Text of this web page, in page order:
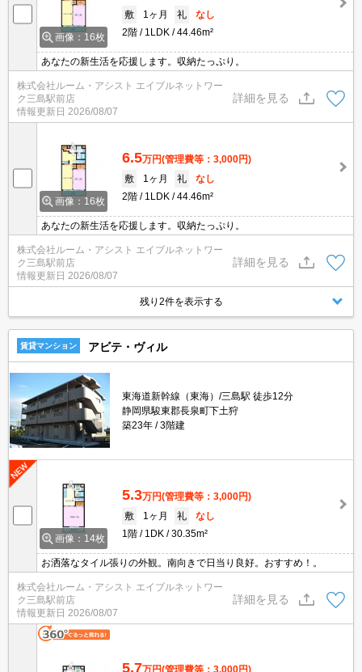
画像：16枚
敷
1ヶ月 礼
なし
2階
1LDK 44.46m²
あなたの新生活を応援します。収納たっぷり。
株式会社ルーム・アシスト エイブルネットワー
ク三島駅前店
情報更新日 2026/08/07
詳細を見る
画像：16枚
6.5万円(管理費等：3,000円)
敷
1ヶ月 礼
なし
2階
1LDK 44.46m²
あなたの新生活を応援します。収納たっぷり。
株式会社ルーム・アシスト エイブルネットワー
ク三島駅前店
情報更新日 2026/08/07
詳細を見る
残り2件を表示する
賃貸マンション アビテ・ヴィル
東海道新幹線（東海）/三島駅 徒歩12分
静岡県駿東郡長泉町下土狩
築23年
3階建
画像：14枚
5.3万円(管理費等：3,000円)
敷
1ヶ月 礼
なし
1階
1DK 30.35m²
お洒落なタイル張りの外観。南向きで日当り良好。おすすめ！。
株式会社ルーム・アシスト エイブルネットワー
ク三島駅前店
情報更新日 2026/08/07
詳細を見る
5.7万円(管理費等：3,000円)